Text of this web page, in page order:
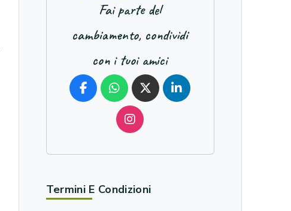
Fai parte del
cambiamento, condividi
con i tuoi amici
Termini E Condizioni